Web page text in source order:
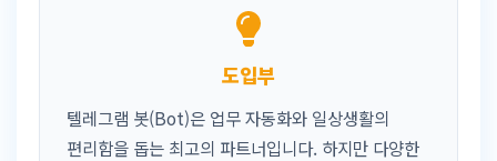
도입부
텔레그램 봇(Bot)은 업무 자동화와 일상생활의
편리함을 돕는 최고의 파트너입니다. 하지만 다양한